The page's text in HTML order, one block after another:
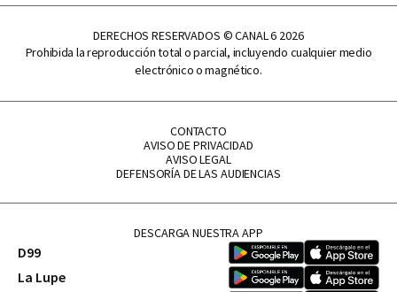
DERECHOS RESERVADOS © CANAL 6 2026
Prohibida la reproducción total o parcial, incluyendo cualquier medio
electrónico o magnético.
CONTACTO
AVISO DE PRIVACIDAD
AVISO LEGAL
DEFENSORÍA DE LAS AUDIENCIAS
DESCARGA NUESTRA APP
D99
La Lupe